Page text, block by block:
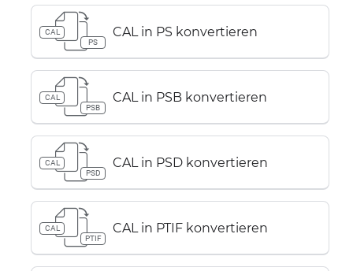
CAL
PS
CAL in PS konvertieren
CAL
PSB
CAL in PSB konvertieren
CAL
PSD
CAL in PSD konvertieren
CAL
PTIF
CAL in PTIF konvertieren